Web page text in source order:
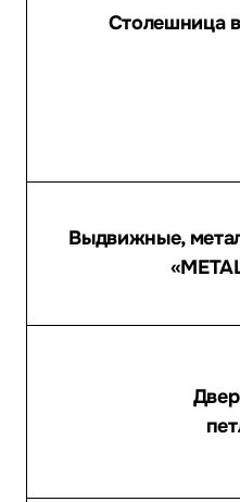
Столешница
Выдвижные,